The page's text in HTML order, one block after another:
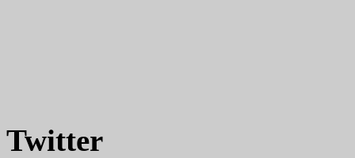
Twitter